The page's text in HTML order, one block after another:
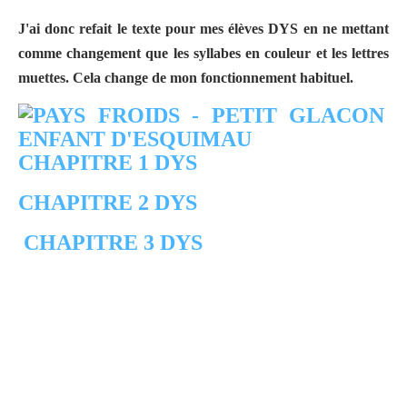
J'ai donc refait le texte pour mes élèves DYS en ne mettant
comme changement que les syllabes en couleur et les lettres
muettes. Cela change de mon fonctionnement habituel.
CHAPITRE 1 DYS
CHAPITRE 2 DYS
CHAPITRE 3 DYS